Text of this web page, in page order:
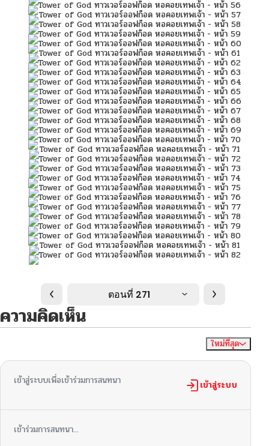
ตอนที่ 271
ความคิดเห็น
ใหม่ที่สุด
เข้าสู่ระบบเพื่อเข้าร่วมการสนทนา เข้าสู่ระบบ
เข้าร่วมการสนทนา...